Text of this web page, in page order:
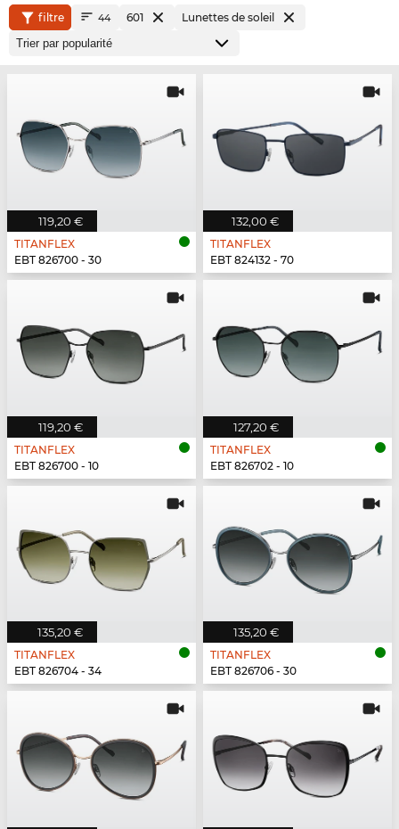
filtre 44 601 Lunettes de soleil
119,20 €
TITANFLEX
EBT 826700 - 30
132,00 €
TITANFLEX
EBT 824132 - 70
119,20 €
TITANFLEX
EBT 826700 - 10
127,20 €
TITANFLEX
EBT 826702 - 10
135,20 €
TITANFLEX
EBT 826704 - 34
135,20 €
TITANFLEX
EBT 826706 - 30